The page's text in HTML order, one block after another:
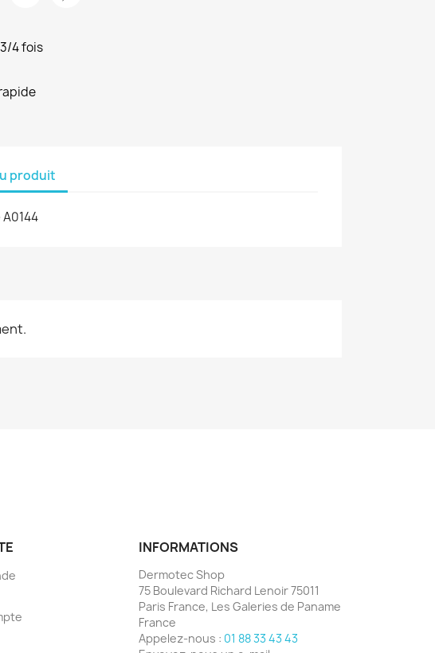
4 fois
produit
A0144
INFORMATIONS
Dermotec Shop
75 Boulevard Richard Lenoir 75011
Paris France, Les Galeries de Paname
France
Appelez-nous : 01 88 33 43 43